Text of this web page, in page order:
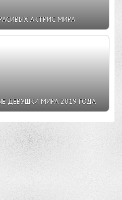
АКТРИС МИРА
ДЕВУШКИ МИРА 2019 ГОДА